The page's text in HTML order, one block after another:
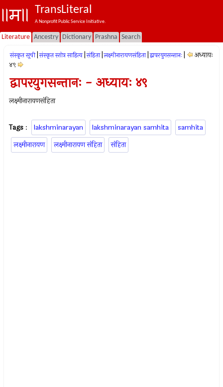
TransLiteral
A Nonprofit Public Service Initiative.
Literature Ancestry Dictionary Prashna Search
संस्कृत सूची संस्कृत स्तोत्र साहित्य संहिता लक्ष्मीनारायणसंहिता द्वापरयुगसन्तानः
अध्यायः
४९
द्वापरयुगसन्तानः - अध्यायः ४९
लक्ष्मीनारायणसंहिता
Tags : lakshminarayan lakshminarayan samhita
samhita
लक्ष्मीनारायण
लक्ष्मीनारायण संहिता संहिता